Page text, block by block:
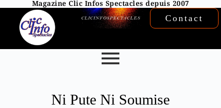
Magazine Clic Infos Spectacles depuis 2007
Contact
Ni Pute Ni Soumise